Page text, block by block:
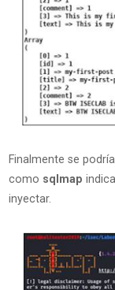
Finalmente se
como sqlmap
inyectar.